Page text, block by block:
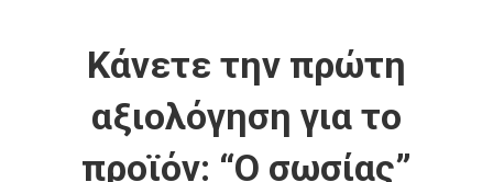
Κάνετε την πρώτη
αξιολόγηση για το
προϊόν: “Ο σωσίας”